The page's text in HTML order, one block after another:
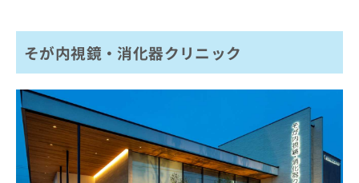
そが内視鏡・消化器クリニック